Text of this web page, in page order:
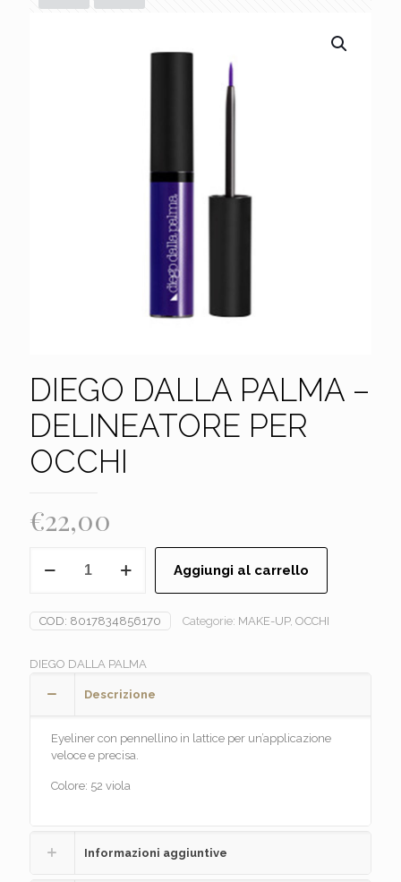
DIEGO DALLA PALMA –
DELINEATORE PER
OCCHI
€22,00
DALLA
DELINEATORE
OCCHI
quantità
Aggiungi al carrello
COD: 8017834856170 Categorie: MAKE-UP, OCCHI
DIEGO DALLA PALMA
Descrizione
Eyeliner con pennellino in lattice per un’applicazione
veloce e precisa.
Colore: 52 viola
Informazioni aggiuntive